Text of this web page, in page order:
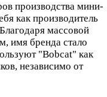
производства мини-
как производитель
массовой
имя бренда стало
"Bobcat" как
независимо от